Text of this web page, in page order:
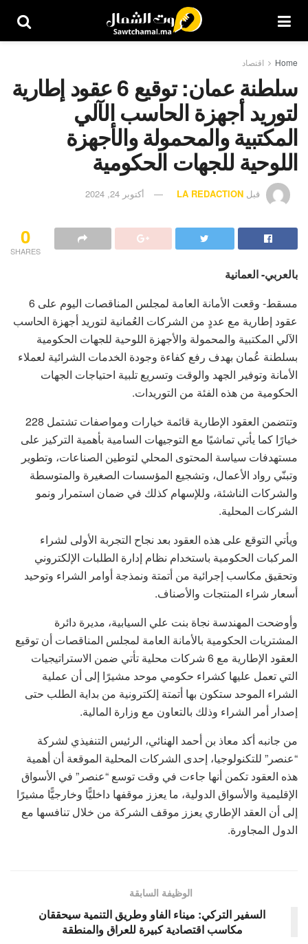
Home اقتصاد
سلطنة عمان: توقيع 6 عقود إطارية
لتوريد أجهزة الحاسب الآلي
المكتبية والمحمولة والأجهزة
اللوحية للجهات الحكومية
قبل LA REDACTION أكتوبر 24, 2024
0
SHARES
بالعربي- العمانية
مسقط- وقعت الأمانة العامة لمجلس المناقصات اليوم على 6
عقود إطارية مع عددٍ من الشركات العُمانية لتوريد أجهزة الحاسب
الآلي المكتبية والمحمولة والأجهزة اللوحية للجهات الحكومية
بسلطنة عُمان بهدف رفع كفاءة وجودة الخدمات الشرائية لعملاء
الأمانة وتوفير الجهد والوقت وتسريع تلبية احتياجات الجهات
الحكومية من هذه الفئة من التوريدات.
وتتضمن العقود الإطارية قائمة خيارات ومواصفات تشتمل 228
خيارًا كما يأتي تماشيًا مع التوجيهات السامية بأهمية التركيز على
مستهدفات سياسة المحتوى المحلي لتوطين الصناعات، وتطوير
وتبنّي رواد الأعمال، وتشجيع المؤسسات الصغيرة والمتوسطة
والشركات الناشئة، وللإسهام كذلك في ضمان استمرار ونمو
الشركات المحلية.
ويأتي التوقع على هذه العقود بعد نجاح التجربة الأولى لشراء
المركبات الحكومية باستخدام نظام إدارة الطلبات الإلكتروني
وتحقيق مكاسب إجرائية من أتمتة ونمذجة أوامر الشراء وتوحيد
أسعار شراء المنتجات والأصناف.
وأوضحت المهندسة نجاة بنت علي السيابية، مديرة دائرة
المشتريات الحكومية بالأمانة العامة لمجلس المناقصات أن توقيع
العقود الإطارية مع 6 شركات محلية تأتي ضمن الاستراتيجيات
التي تعمل عليها كشراء حكومي موحد مشيرًا إلى أن عملية
الشراء الموحد ستكون بها أتمتة إلكترونية من بداية الطلب حتى
إصدار أمر الشراء وذلك بالتعاون مع وزارة المالية.
من جانبه أكد معاذ بن أحمد الهنائي، الرئيس التنفيذي لشركة
“عنصر” للتكنولوجيا، إحدى الشركات المحلية الموقعة أن أهمية
هذه العقود تكمن أنها جاءت في وقت توسع “عنصر” في الأسواق
الإقليمية والأسواق الدولية، ما يعزز موقفها داخليًّا وخارجيًّا مشيرًا
إلى أن العقد الإطاري يعزز موقف الشركة من خلال تنافسها مع
الدول المجاورة.
الوظيفة السابقة
السفير التركي: ميناء الفاو وطريق التنمية سيحققان
مكاسب اقتصادية كبيرة للعراق والمنطقة